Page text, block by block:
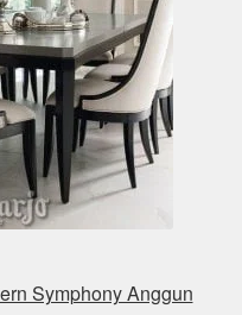
Symphony Anggun